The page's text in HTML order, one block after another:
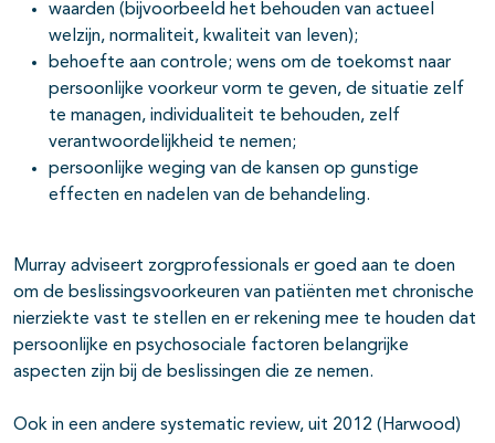
waarden (bijvoorbeeld het behouden van actueel
welzijn, normaliteit, kwaliteit van leven);
behoefte aan controle; wens om de toekomst naar
persoonlijke voorkeur vorm te geven, de situatie zelf
te managen, individualiteit te behouden, zelf
verantwoordelijkheid te nemen;
persoonlijke weging van de kansen op gunstige
effecten en nadelen van de behandeling.
Murray adviseert zorgprofessionals er goed aan te doen
om de beslissingsvoorkeuren van patiënten met chronische
nierziekte vast te stellen en er rekening mee te houden dat
persoonlijke en psychosociale factoren belangrijke
aspecten zijn bij de beslissingen die ze nemen.
Ook in een andere systematic review, uit 2012 (Harwood)